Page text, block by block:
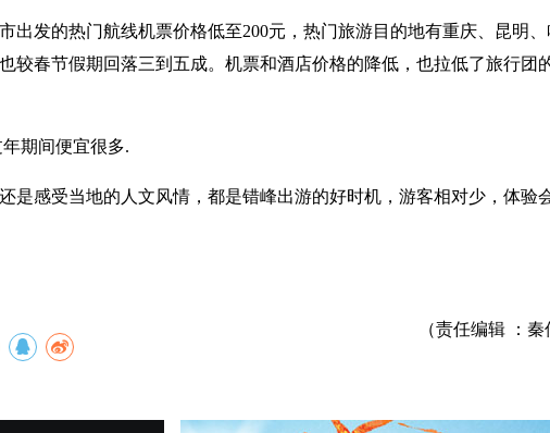
发的热门航线机票价格低至200元，热门旅游目的地有重庆、昆明、
较春节假期回落三到五成。机票和酒店价格的降低，也拉低了旅行团
期间便宜很多.
感受当地的人文风情，都是错峰出游的好时机，游客相对少，体验
（责任编辑 ：秦